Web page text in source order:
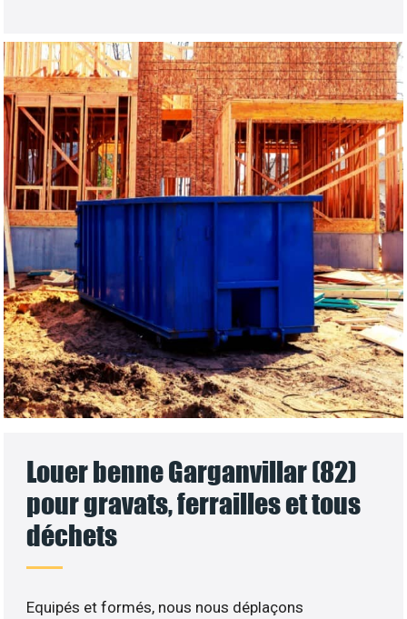
Louer benne Garganvillar (82)
pour gravats, ferrailles et tous
déchets
Equipés et formés, nous nous déplaçons